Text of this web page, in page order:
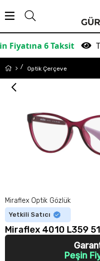
6 Taksit TÜM
Optik Çerçeve
Miraflex Optik Gözlük
Yetkili Satıcı
Miraflex 4010 L359
Peşin